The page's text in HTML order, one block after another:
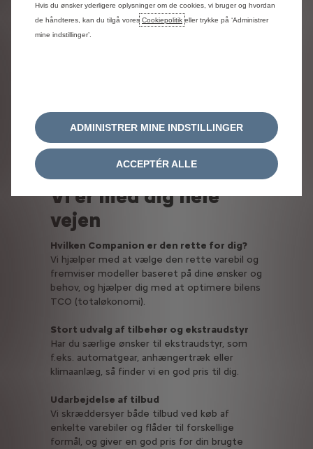
Vi er med dig hele
vejen
Hvilken Companion er den rette for dig?
Vi hjælper med at vælge den rette varebil og
fremviser modeller baseret på dine ønsker og
behov, og hjælper dig med at optimere bilens
TCO (totaløkonomi).
Stort udvalg af tilbehør og ekstraudstyr
Har du særlige ønsker til ekstraudstyr, som
f.eks. automatgear, anhængertræk eller
klimaanlæg, så finder vi en god pris til dig.
Udarbejdelse af tilbud
Vi skræddersyer både tilbud ved køb af
enkelte varebiler og flåder til forskellige
formål, og giver en god pris for din brugte
Hvis du ønsker yderligere oplysninger om de cookies, vi bruger og hvordan
de håndteres, kan du tilgå vores Cookiepolitik eller trykke på ‘Administrer
mine indstillinger’.
ADMINISTRER MINE INDSTILLINGER
ACCEPTÉR ALLE